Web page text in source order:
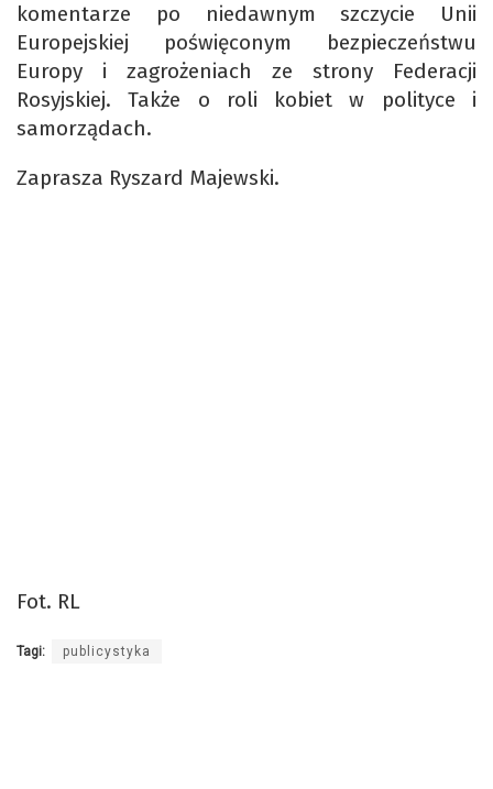
komentarze po niedawnym szczycie Unii
Europejskiej poświęconym bezpieczeństwu
Europy i zagrożeniach ze strony Federacji
Rosyjskiej. Także o roli kobiet w polityce i
samorządach.
Zaprasza Ryszard Majewski.
Fot. RL
Tagi: publicystyka